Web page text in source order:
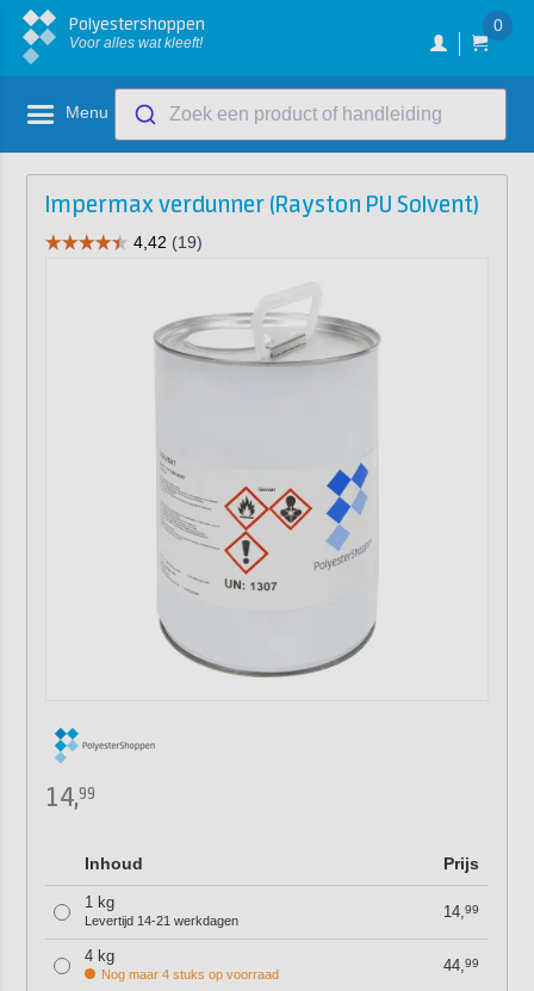
Polyestershoppen
Voor alles wat kleeft!
0
Menu Zoek een product of handleiding
Impermax verdunner (Rayston PU Solvent)
14,99
Inhoud Prijs
1 kg
Levertijd 14-21 werkdagen 14,99
4 kg
Nog maar 4 stuks op voorraad 44,99